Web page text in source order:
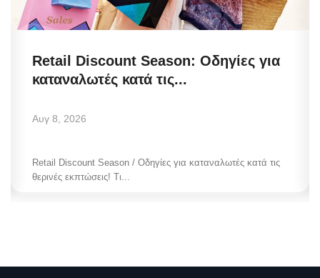
Retail Discount Season: Οδηγίες για
καταναλωτές κατά τις...
Αυγ 8, 2026
Retail Discount Season / Οδηγίες για καταναλωτές κατά τις
θερινές εκπτώσεις! Τι...